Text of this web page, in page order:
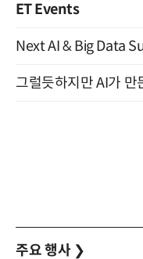
ET Events
주요 행사 ❯